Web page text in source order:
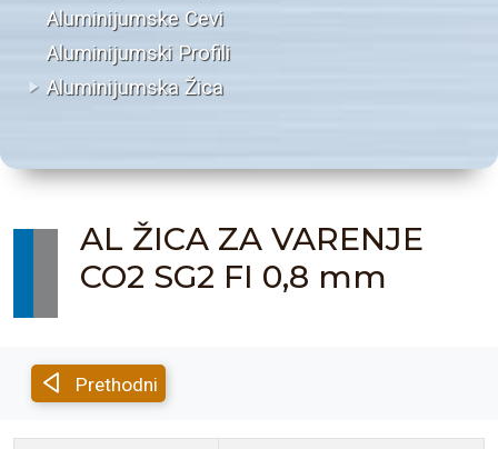
Aluminijumske Cevi
Aluminijumski Profili
Aluminijumska Žica
AL ŽICA ZA VARENJE
CO2 SG2 FI 0,8 mm
Prethodni